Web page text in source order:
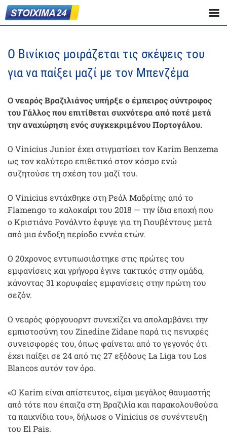
Ο Βινίκιος μοιράζεται τις σκέψεις του
για να παίξει μαζί με τον Μπενζέμα
Ο νεαρός Βραζιλιάνος υπήρξε ο έμπειρος σύντροφος
του Γάλλος που επιτίθεται συχνότερα από ποτέ μετά
την αναχώρηση ενός συγκεκριμένου Πορτογάλου.
Ο Vinicius Junior έχει στιγματίσει τον Karim Benzema
ως τον καλύτερο επιθετικό στον κόσμο ενώ
συζητούσε τη σχέση του μαζί του.
Ο Vinicius εντάχθηκε στη Ρεάλ Μαδρίτης από το
Flamengo το καλοκαίρι του 2018 — την ίδια εποχή που
ο Κριστιάνο Ρονάλντο έφυγε για τη Γιουβέντους μετά
από μια ένδοξη περίοδο εννέα ετών.
Ο 20χρονος εντυπωσιάστηκε στις πρώτες του
εμφανίσεις και γρήγορα έγινε τακτικός στην ομάδα,
κάνοντας 31 κορυφαίες εμφανίσεις στην πρώτη του
σεζόν.
Ο νεαρός φόργουορντ συνεχίζει να απολαμβάνει την
εμπιστοσύνη του Zinedine Zidane παρά τις πενιχρές
συνεισφορές του, όπως φαίνεται από το γεγονός ότι
έχει παίξει σε 24 από τις 27 εξόδους La Liga του Los
Blancos αυτόν τον όρο.
«Ο Karim είναι απίστευτος, είμαι μεγάλος θαυμαστής
από τότε που έπαιζα στη Βραζιλία και παρακολουθούσα
τα παιχνίδια του», δήλωσε ο Vinicius σε συνέντευξη
του El Pais.